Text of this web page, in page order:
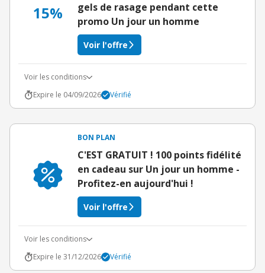
15%
gels de rasage pendant cette
promo Un jour un homme
Voir l'offre
Voir les conditions
Expire le 04/09/2026
Vérifié
BON PLAN
C'EST GRATUIT ! 100 points fidélité
en cadeau sur Un jour un homme -
Profitez-en aujourd'hui !
Voir l'offre
Voir les conditions
Expire le 31/12/2026
Vérifié